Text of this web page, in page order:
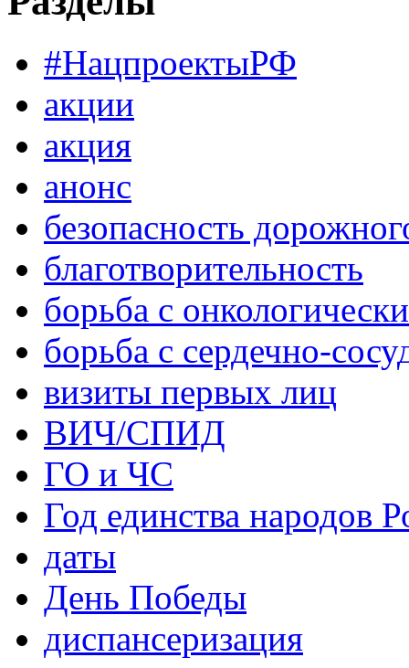
#НацпроектыРФ
акции
акция
анонс
безопасность
благотворительность
борьба с
борьба с сердечно-
визиты первых лиц
ВИЧ/СПИД
ГО и ЧС
Год единства народов
даты
День Победы
диспансеризация